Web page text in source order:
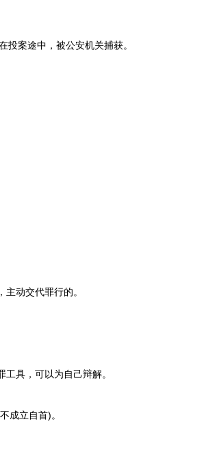
案途中，被公安机关捕获。
动交代罪行的。
具，可以为自己辩解。
立自首)。